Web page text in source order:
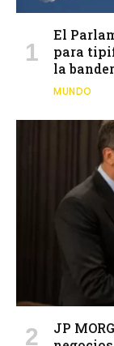
El
para
la
MUNDO
JP